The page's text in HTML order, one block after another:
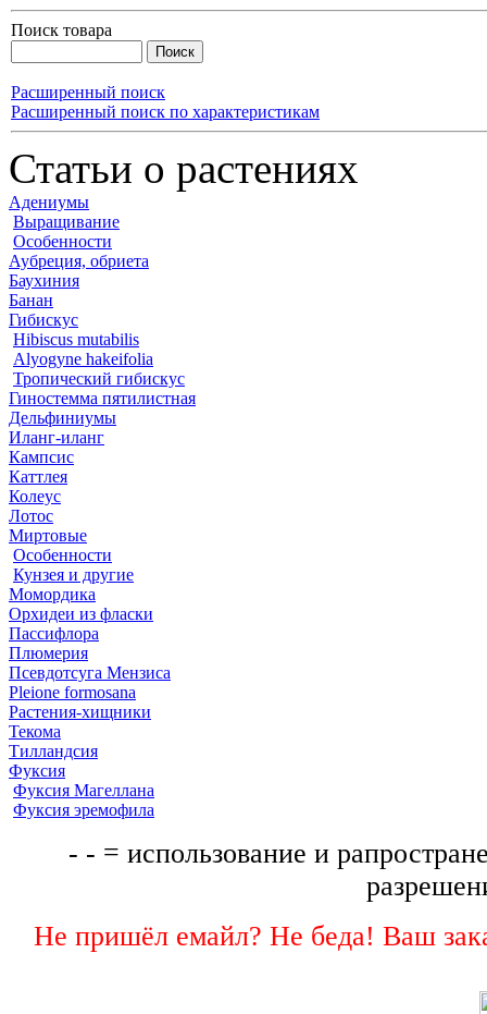
Поиск товара
Расширенный поиск
Расширенный поиск по характеристикам
Статьи о растениях
Адениумы
Выращивание
Особенности
Аубреция, обриета
Баухиния
Банан
Гибискус
Hibiscus mutabilis
Alyogyne hakeifolia
Тропический гибискус
Гиностемма пятилистная
Дельфиниумы
Иланг-иланг
Кампсис
Каттлея
Колеус
Лотос
Миртовые
Особенности
Кунзея и другие
Момордика
Орхидеи из фласки
Пассифлора
Плюмерия
Псевдотсуга Мензиса
Pleione formosana
Растения-хищники
Текома
Тилландсия
Фуксия
Фуксия Магеллана
Фуксия эремофила
- - = использование и
Не пришёл емайл? Не беда! Ваш